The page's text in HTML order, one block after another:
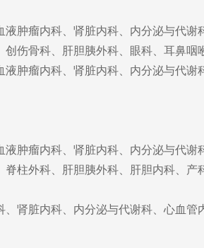
肿瘤内科、肾脏内科、内分泌与代
伤骨科、肝胆胰外科、眼科、耳鼻
肿瘤内科、肾脏内科、内分泌与代
肿瘤内科、肾脏内科、内分泌与代
柱外科、肝胆胰外科、肝胆内科、
肾脏内科、内分泌与代谢科、心血